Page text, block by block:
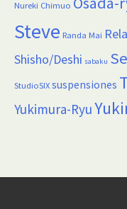
Nureki Chimuo
Steve Randa Mai
Shisho/Deshi sabaku
StudioSIX suspensiones
Yukimura-Ryu